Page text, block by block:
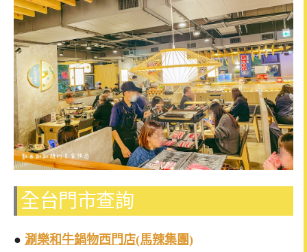
全台門市查詢
● 涮樂和牛鍋物西門店(馬辣集團)